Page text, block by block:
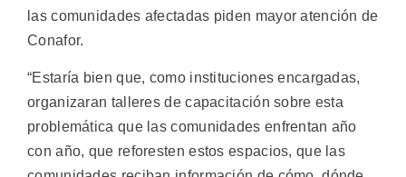
las comunidades afectadas piden mayor atención de
Conafor.
“Estaría bien que, como instituciones encargadas,
organizaran talleres de capacitación sobre esta
problemática que las comunidades enfrentan año
con año, que reforesten estos espacios, que las